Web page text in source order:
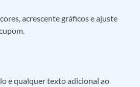
acrescente gráficos e ajuste
e qualquer texto adicional ao